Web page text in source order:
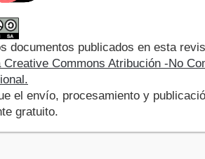
documentos publicados en esta
Creative Commons Atribución -No
el envío, procesamiento y
gratuito.